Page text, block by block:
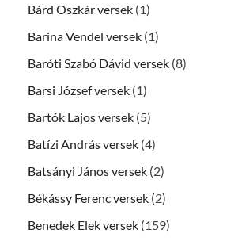
Bárd Oszkár versek (1)
Barina Vendel versek (1)
Baróti Szabó Dávid versek (8)
Barsi József versek (1)
Bartók Lajos versek (5)
Batízi András versek (4)
Batsányi János versek (2)
Békássy Ferenc versek (2)
Benedek Elek versek (159)